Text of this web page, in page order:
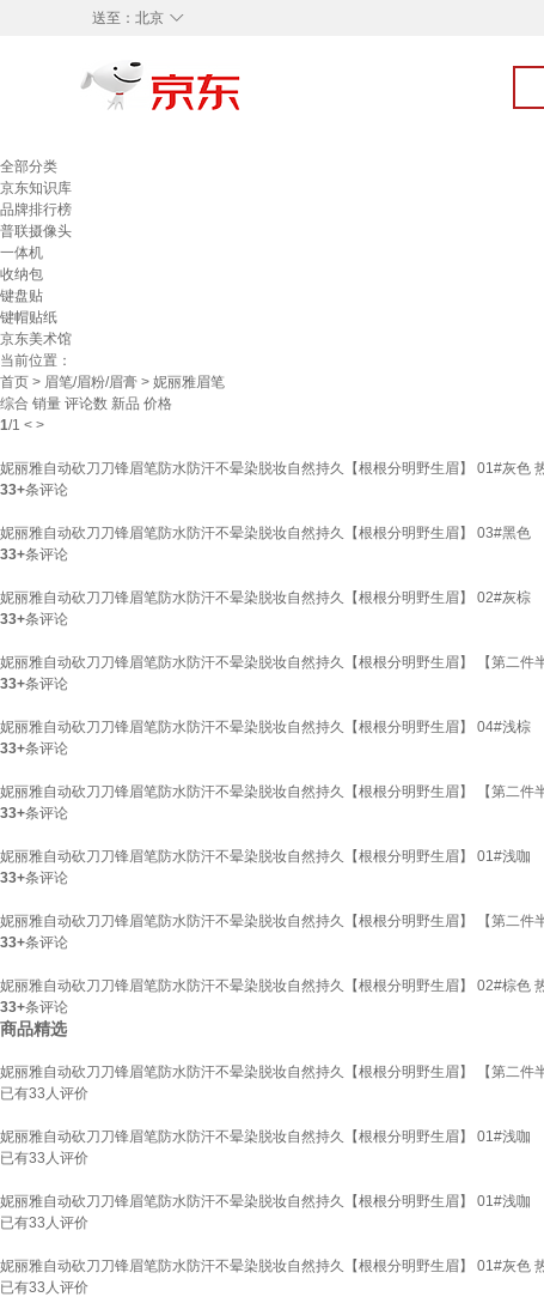
◇
送至： 北京
全部分类
京东知识库
品牌排行榜
普联摄像头
一体机
收纳包
键盘贴
键帽贴纸
京东美术馆
当前位置：
首页 > 眉笔/眉粉/眉膏 > 妮丽雅眉笔
综合 销量 评论数 新品 价格
1/1 < >
妮丽雅自动砍刀刀锋眉笔防水防汗不晕染脱妆自然持久【根根分明野生眉】 01#灰色
33+条评论
妮丽雅自动砍刀刀锋眉笔防水防汗不晕染脱妆自然持久【根根分明野生眉】 03#黑色
33+条评论
妮丽雅自动砍刀刀锋眉笔防水防汗不晕染脱妆自然持久【根根分明野生眉】 02#灰棕
33+条评论
妮丽雅自动砍刀刀锋眉笔防水防汗不晕染脱妆自然持久【根根分明野生眉】 【第二件
33+条评论
妮丽雅自动砍刀刀锋眉笔防水防汗不晕染脱妆自然持久【根根分明野生眉】 04#浅棕
33+条评论
妮丽雅自动砍刀刀锋眉笔防水防汗不晕染脱妆自然持久【根根分明野生眉】 【第二件
33+条评论
妮丽雅自动砍刀刀锋眉笔防水防汗不晕染脱妆自然持久【根根分明野生眉】 01#浅咖
33+条评论
妮丽雅自动砍刀刀锋眉笔防水防汗不晕染脱妆自然持久【根根分明野生眉】 【第二件
33+条评论
妮丽雅自动砍刀刀锋眉笔防水防汗不晕染脱妆自然持久【根根分明野生眉】 02#棕色
33+条评论
商品精选
妮丽雅自动砍刀刀锋眉笔防水防汗不晕染脱妆自然持久【根根分明野生眉】 【第二件
已有33 人评价
妮丽雅自动砍刀刀锋眉笔防水防汗不晕染脱妆自然持久【根根分明野生眉】 01#浅咖
已有33 人评价
妮丽雅自动砍刀刀锋眉笔防水防汗不晕染脱妆自然持久【根根分明野生眉】 01#浅咖
已有33 人评价
妮丽雅自动砍刀刀锋眉笔防水防汗不晕染脱妆自然持久【根根分明野生眉】 01#灰色
已有33 人评价